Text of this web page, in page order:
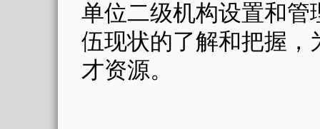
单位二级机构设置和管
伍现状的了解和把握，
才资源。